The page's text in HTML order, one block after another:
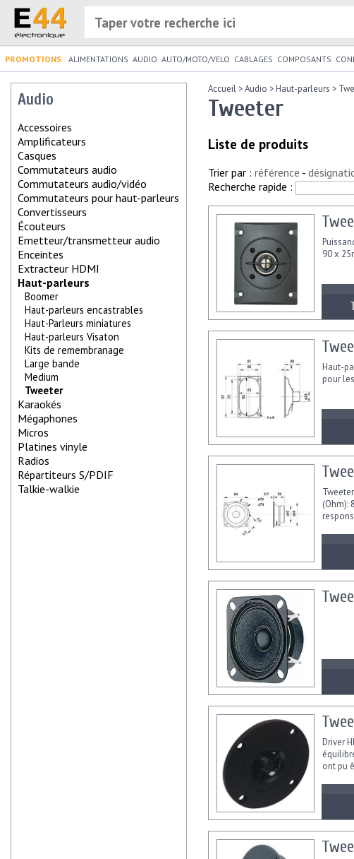
PROMOTIONS ALIMENTATIONS AUDIO AUTO/MOTO/VELO CABLAGES COMPOSANTS
Audio
Accessoires
Amplificateurs
Casques
Commutateurs audio
Commutateurs audio/vidéo
Commutateurs pour haut-parleurs
Convertisseurs
Écouteurs
Emetteur/transmetteur audio
Enceintes
Extracteur HDMI
Haut-parleurs
Boomer
Haut-parleurs encastrables
Haut-Parleurs miniatures
Haut-parleurs Visaton
Kits de remembranage
Large bande
Medium
Tweeter
Karaokés
Mégaphones
Micros
Platines vinyle
Radios
Répartiteurs S/PDIF
Talkie-walkie
Accueil >Audio >Haut-parleurs >
Tweeter
Liste de produits
Trier par : référence -
Recherche rapide :
90 x
Haut-
pour
(Ohm):
Driver
ont pu